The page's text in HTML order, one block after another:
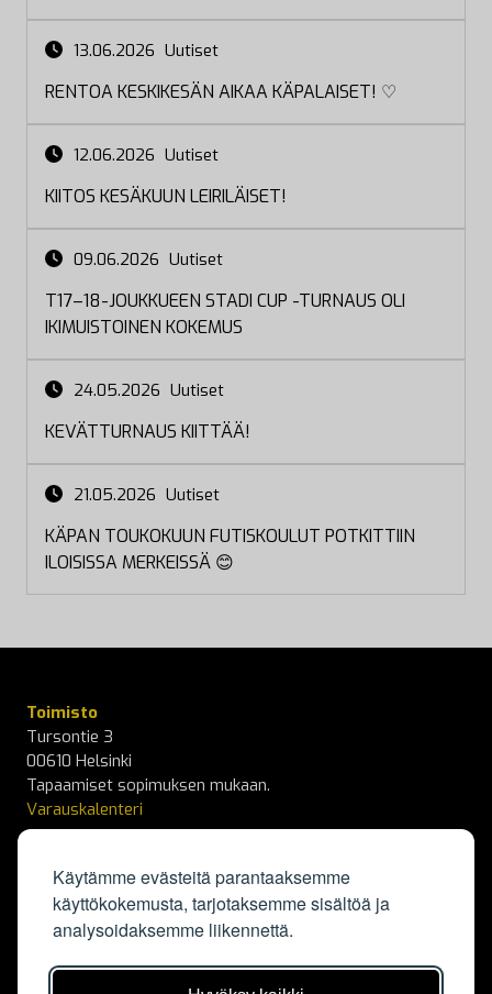
Käytämme evästeitä parantaaksemme
käyttökokemusta, tarjotaksemme sisältöä ja
analysoidaksemme liikennettä.
13.06.2026 Uutiset
RENTOA KESKIKESÄN AIKAA KÄPALAISET! ♡
12.06.2026 Uutiset
KIITOS KESÄKUUN LEIRILÄISET!
09.06.2026 Uutiset
T17–18-JOUKKUEEN STADI CUP -TURNAUS OLI
IKIMUISTOINEN KOKEMUS
24.05.2026 Uutiset
KEVÄTTURNAUS KIITTÄÄ!
21.05.2026 Uutiset
KÄPAN TOUKOKUUN FUTISKOULUT POTKITTIIN
ILOISISSA MERKEISSÄ 😊
Toimisto
Tursontie 3
00610 Helsinki
Tapaamiset sopimuksen mukaan.
Varauskalenteri
KäPa Campus
Elisabeth Kochin tie 3
Kalenteri